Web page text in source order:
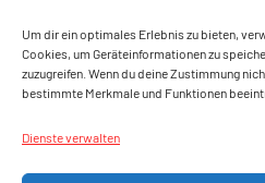
Um dir ein optimales Erlebnis zu bieten,
Cookies, um Geräteinformationen zu
zuzugreifen. Wenn du deine Zustimmung
bestimmte Merkmale und Funktionen
Dienste verwalten
Instagram
YouTube